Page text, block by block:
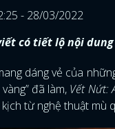
- 28/03/2022
có tiết lộ nội
dáng vẻ của
đã làm, Vết Nứt:
từ nghệ thuật mù